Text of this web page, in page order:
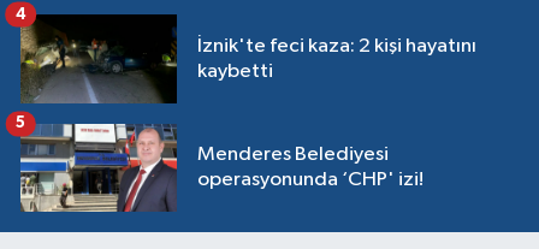
İznik'te feci kaza: 2 kişi hayatını
kaybetti
4
Menderes Belediyesi
operasyonunda ‘CHP' izi!
5